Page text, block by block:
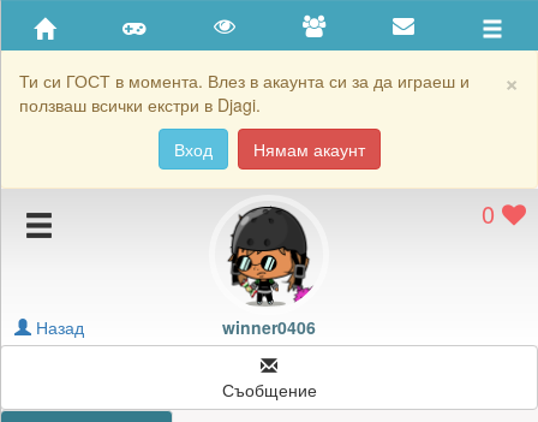
×
Ти си ГОСТ в момента. Влез в акаунта си за да играеш и
ползваш всички екстри в Djagi.
Вход
Нямам акаунт
Приятели
Хронология на игри
Подаръците на winner0406
Картичките на winner0406
Блокирай winner0406
0
winner0406
Назад
Съобщение